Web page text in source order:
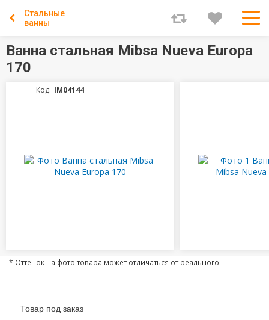
Стальные
ванны
Ванна стальная Mibsa Nueva Europa
170
Код: IM04144
* Оттенок на фото товара может отличаться от реального
Товар под заказ